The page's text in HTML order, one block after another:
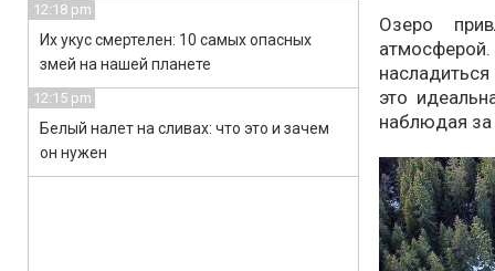
Озеро
это
наблюдая за
12:18 pm
Их укус смертелен: 10 самых опасных
змей на нашей планете
12:15 pm
Белый налет на сливах: что это и зачем
он нужен